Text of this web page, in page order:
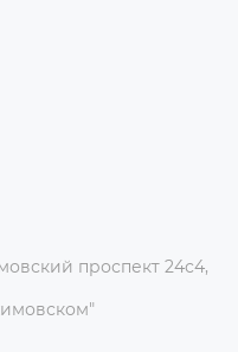
проспект 24с4,